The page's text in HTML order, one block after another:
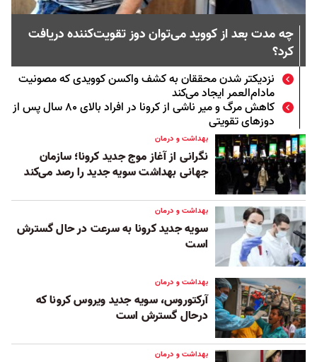
چه مدت بعد از کووید می‌توان دوز تقویت‌کننده دریافت
کرد؟‌
نزدیکتر شدن محققان به کشف واکسن کوویدی که مصونیت
مادام‌العمر ایجاد می‌کند
کاهش مرگ و میر ناشی از کرونا در افراد بالای ۸۰ سال پس از
دوزهای تقویتی
بهداشت و درمان
نگرانی از آغاز موج جدید کرونا؛ سازمان
جهانی بهداشت سویه جدید را رصد می‌کند
بهداشت و درمان
سویه جدید کرونا به سرعت در حال گسترش
است
بهداشت و درمان
آرکتوروس،‌ سویه جدید ویروس کرونا که
درحال گسترش است
بهداشت و درمان